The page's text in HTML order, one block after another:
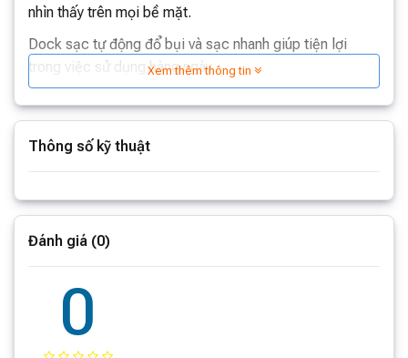
nhìn thấy trên mọi bề mặt.
Dock sạc tự động đổ bụi và sạc nhanh giúp tiện lợi
trong việc sử dụng hàng ngày.
Trọn bộ sản phẩm
Đầu hút đa bề mặt
Đầu hút mini có động cơ
Dây nguồn
Xem thêm thông tin
Thông số kỹ thuật
Đánh giá (0)
0